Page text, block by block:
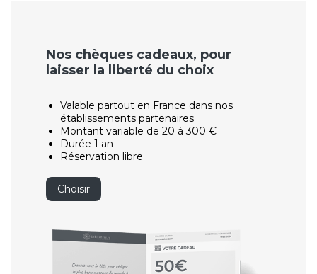
Nos chèques cadeaux, pour
laisser la liberté du choix
Valable partout en France dans nos
établissements partenaires
Montant variable de 20 à 300 €
Durée 1 an
Réservation libre
Choisir